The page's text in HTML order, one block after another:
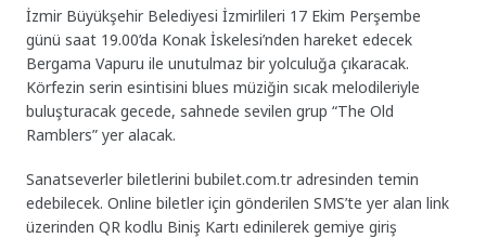
İzmir Büyükşehir Belediyesi İzmirlileri 17 Ekim Perşembe
günü saat 19.00’da Konak İskelesi’nden hareket edecek
Bergama Vapuru ile unutulmaz bir yolculuğa çıkaracak.
Körfezin serin esintisini blues müziğin sıcak melodileriyle
buluşturacak gecede, sahnede sevilen grup “The Old
Ramblers” yer alacak.
Sanatseverler biletlerini bubilet.com.tr adresinden temin
edebilecek. Online biletler için gönderilen SMS’te yer alan link
üzerinden QR kodlu Biniş Kartı edinilerek gemiye giriş